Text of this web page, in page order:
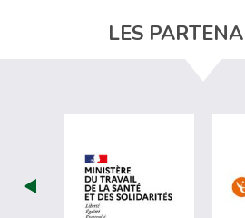
LES
visiter les